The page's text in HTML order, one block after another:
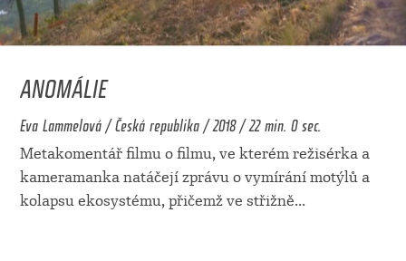
ANOMÁLIE
Eva Lammelová / Česká republika / 2018 / 22 min. 0 sec.
Metakomentář filmu o filmu, ve kterém režisérka a
kameramanka natáčejí zprávu o vymírání motýlů a
kolapsu ekosystému, přičemž ve střižně...